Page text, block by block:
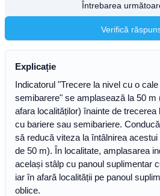
Întrebarea
Verifică
Explicație
Indicatorul "Trecere la nivel cu o
semibarere" se amplasează la 50
afara localităților) înainte de
cu bariere sau semibariere.
să reducă viteza la întâlnirea
de 50 m). În localitate, amplasarea
același stâlp cu panoul suplimentar
iar în afară localității pe panoul
oblice.